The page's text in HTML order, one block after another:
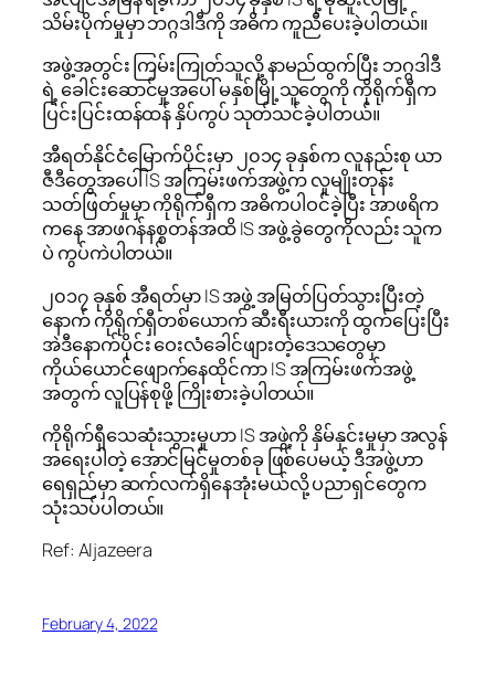
သိမ်းပိုက်မှုမှာ ဘဂ္ဂဒါဒီကို အဓိက ကူညီပေးခဲ့ပါတယ်။
အဖွဲ့အတွင်း ကြမ်းကြုတ်သူလို့ နာမည်ထွက်ပြီး ဘဂ္ဂဒါဒီ
ရဲ့ ခေါင်းဆောင်မှုအပေါ် မနှစ်မြို့သူတွေကို ကိုရိုက်ရှီက
ပြင်းပြင်းထန်ထန် နှိပ်ကွပ် သုတ်သင်ခဲ့ပါတယ်။
အီရတ်နိုင်ငံမြောက်ပိုင်းမှာ ၂၀၁၄ ခုနှစ်က လူနည်းစု ယာ
ဇီဒီတွေအပေါ် IS အကြမ်းဖက်အဖွဲ့က လူမျိုးတုန်း
သတ်ဖြတ်မှုမှာ ကိုရိုက်ရှီက အဓိကပါဝင်ခဲ့ပြီး အာဖရိက
ကနေ အာဖဂန်နစ္စတန်အထိ IS အဖွဲ့ခွဲတွေကိုလည်း သူက
ပဲ ကွပ်ကဲပါတယ်။
၂၀၁၇ ခုနှစ် အီရတ်မှာ IS အဖွဲ့ အမြတ်ပြတ်သွားပြီးတဲ့
နောက် ကိုရိုက်ရှီတစ်ယောက် ဆီးရီးယားကို ထွက်ပြေးပြီး
အဲဒီနောက်ပိုင်း ဝေးလံခေါင်ဖျားတဲ့ဒေသတွေမှာ
ကိုယ်ယောင်ဖျောက်နေထိုင်ကာ IS အကြမ်းဖက်အဖွဲ့
အတွက် လူပြန်စုဖို့ ကြိုးစားခဲ့ပါတယ်။
ကိုရိုက်ရှီသေဆုံးသွားမှုဟာ IS အဖွဲ့ကို နှိမ်နှင်းမှုမှာ အလွန်
အရေးပါတဲ့ အောင်မြင်မှုတစ်ခု ဖြစ်​ပေမယ့် ဒီအဖွဲ့ဟာ
ရေရှည်မှာ ဆက်လက်ရှိနေအုံးမယ်လို့ ပညာရှင်တွေက
သုံးသပ်ပါတယ်။
Ref: Aljazeera
February 4, 2022